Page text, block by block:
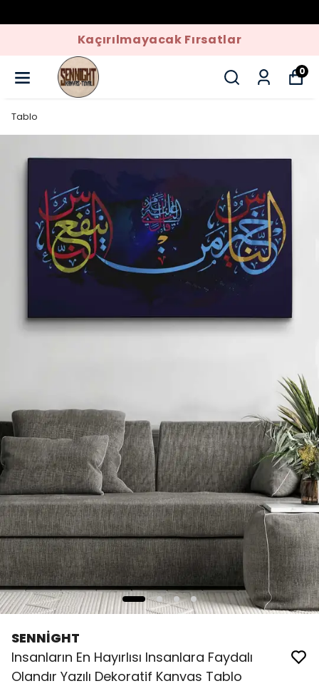
Kaçırılmayacak Fırsatlar
0
Tablo
SENNİGHT
Insanların En Hayırlısı Insanlara Faydalı
Olandır Yazılı Dekoratif Kanvas Tablo